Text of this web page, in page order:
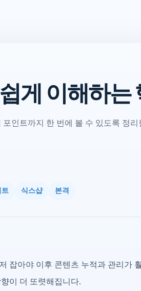
게 이해하는
인트까지 한 번에 볼 수 있도록 정
트 식스샵 본격
잡아야 이후 콘텐츠 누적과 관리가
이 더 또렷해집니다.